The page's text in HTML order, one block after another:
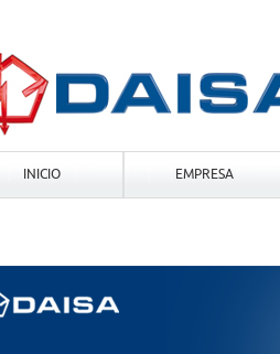
INICIO EMPRESA